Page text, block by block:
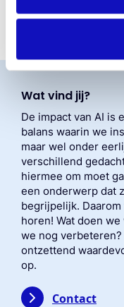
Wat vind jij?
De impact van AI is
balans waarin we
maar wel onder
verschillend
hiermee om moet
een onderwerp dat
begrijpelijk.
horen! Wat doen
we nog
ontzettend
op.
Contact